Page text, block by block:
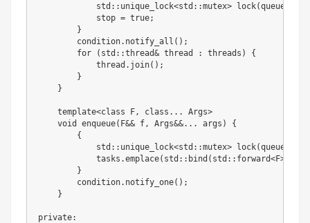
std::unique_lock<std::mutex>
stop = true;
}
condition.notify_all();
for (std::thread& thread : threads) {
thread.join();
}
}
template<class F, class... Args>
void enqueue(F&& f, Args&&... args) {
{
std::unique_lock<std::mutex>
tasks.emplace(std::bind(std::forward<F>(f),
}
condition.notify_one();
}
private: